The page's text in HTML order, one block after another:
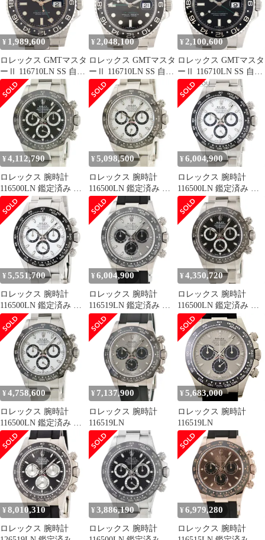
¥ 1,989,600
ロレックス GMTマスタ
ーⅡ 116710LN SS 自動
巻 ランダム番
¥ 2,048,100
ロレックス GMTマスタ
ーⅡ 116710LN SS 自動
巻 V番
¥ 2,100,600
ロレックス GMTマスタ
ーⅡ 116710LN SS 自動
巻 ランダム番
¥ 4,112,790
ロレックス 腕時計
116500LN 鑑定済み ブ
ランド
¥ 5,098,500
ロレックス 腕時計
116500LN 鑑定済み ブ
ランド
¥ 6,004,900
ロレックス 腕時計
116500LN 鑑定済み ブ
ランド
¥ 5,551,700
ロレックス 腕時計
116500LN 鑑定済み ブ
ランド
¥ 6,004,900
ロレックス 腕時計
116519LN 鑑定済み ブ
ランド
¥ 4,350,720
ロレックス 腕時計
116500LN 鑑定済み ブ
ランド
¥ 4,758,600
ロレックス 腕時計
116500LN 鑑定済み ブ
ランド
¥ 7,137,900
ロレックス 腕時計
116519LN
¥ 5,683,000
ロレックス 腕時計
116519LN
¥ 8,010,310
ロレックス 腕時計
¥ 3,886,190
ロレックス 腕時計
¥ 6,979,280
ロレックス 腕時計